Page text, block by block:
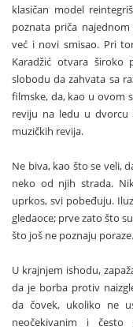
klasičan model
poznata priča
već i novi smisao. Pri
Karadžić otvara široko
slobodu da zahvata sa
filmske, da, kao u ovom
reviju na ledu u dvorcu
muzičkih revija.
Ne biva, kao što se veli,
neko od njih strada.
uprkos, svi pobeđuju.
gledaoce; prve zato što
što još ne poznaju poraze.
U krajnjem ishodu,
da je borba protiv
da čovek, ukoliko ne
neočekivanim i često